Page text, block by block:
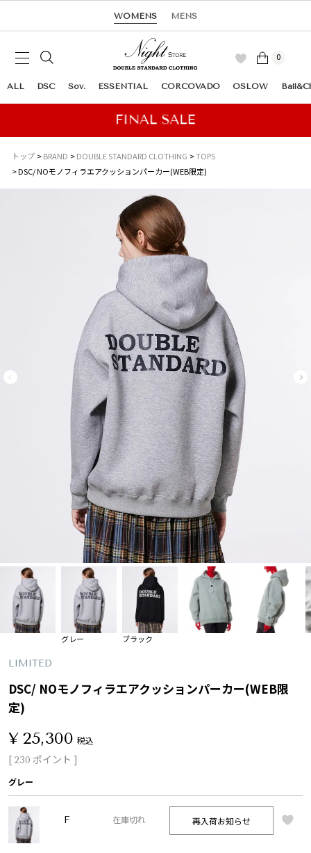
WOMENS MENS
0
ALL DSC Sov. ESSENTIAL CORCOVADO OSLOW
トップ BRAND DOUBLE STANDARD CLOTHING
TOPS
DSC/ NOモノフィラエアクッションパーカー(WEB限定)
グレー ブラック
LIMITED
DSC/ NOモノフィラエアクッションパーカー(WEB限
定)
¥ 25,300 税込
[ 230 ポイント ]
グレー
F 在庫切れ 再入荷お知らせ